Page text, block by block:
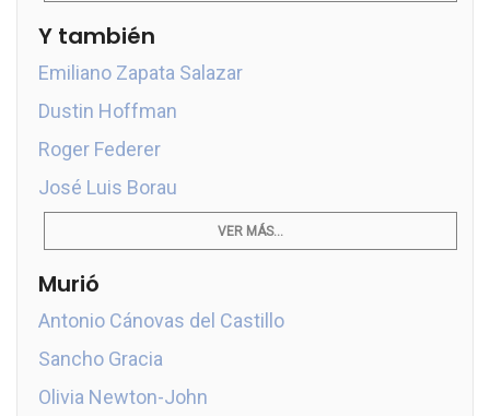
Y también
Emiliano Zapata Salazar
Dustin Hoffman
Roger Federer
José Luis Borau
VER MÁS...
Murió
Antonio Cánovas del Castillo
Sancho Gracia
Olivia Newton-John